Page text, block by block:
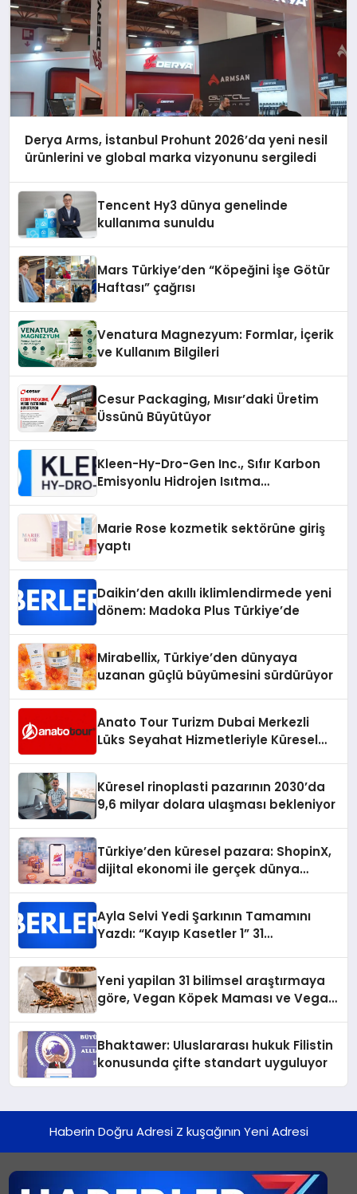
Derya Arms, İstanbul Prohunt 2026’da yeni nesil
ürünlerini ve global marka vizyonunu sergiledi
Tencent Hy3 dünya genelinde
kullanıma sunuldu
Mars Türkiye’den “Köpeğini İşe Götür
Haftası” çağrısı
Venatura Magnezyum: Formlar, İçerik
ve Kullanım Bilgileri
Cesur Packaging, Mısır’daki Üretim
Üssünü Büyütüyor
Kleen-Hy-Dro-Gen Inc., Sıfır Karbon
Emisyonlu Hidrojen Isıtma
Marie Rose kozmetik sektörüne giriş
yaptı
Daikin’den akıllı iklimlendirmede yeni
dönem: Madoka Plus Türkiye’de
Mirabellix, Türkiye’den dünyaya
uzanan güçlü büyümesini sürdürüyor
Anato Tour Turizm Dubai Merkezli
Lüks Seyahat Hizmetleriyle Küresel
Küresel rinoplasti pazarının 2030’da
9,6 milyar dolara ulaşması bekleniyor
Türkiye’den küresel pazara: ShopinX,
dijital ekonomi ile gerçek dünya
Ayla Selvi Yedi Şarkının Tamamını
Yazdı: “Kayıp Kasetler 1” 31
Yeni yapilan 31 bilimsel araştırmaya
göre, Vegan Köpek Maması ve Vegan
Bhaktawer: Uluslararası hukuk Filistin
konusunda çifte standart uyguluyor
Haberin Doğru Adresi Z kuşağının Yeni Adresi